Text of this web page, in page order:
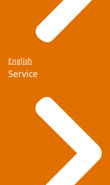
English
Service